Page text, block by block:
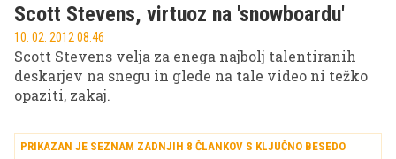
Scott Stevens, virtuoz na 'snowboardu'
10. 02. 2012 08.46
Scott Stevens velja za enega najbolj talentiranih
deskarjev na snegu in glede na tale video ni težko
opaziti, zakaj.
PRIKAZAN JE SEZNAM ZADNJIH 8 ČLANKOV S KLJUČNO BESEDO